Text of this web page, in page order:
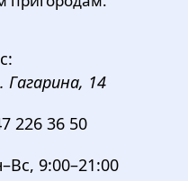
Гагарина, 14
226 36 50
9:00–21:00